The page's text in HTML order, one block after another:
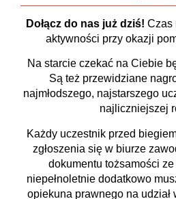
Dołącz do nas już dziś! Czas
aktywności przy okazji
Na starcie czekać na Ciebie
Są też przewidziane
najmłodszego, najstarszego
najliczniejszej
Każdy uczestnik przed
zgłoszenia się w biurze
dokumentu tożsamości
niepełnoletnie dodatkowo
opiekuna prawnego na udział